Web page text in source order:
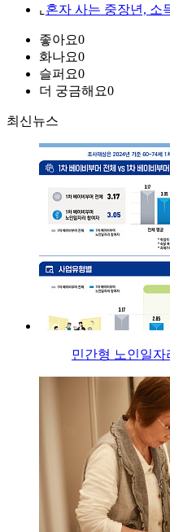
⌞ 혼자 사는 중장년, 소
좋아요0
화나요0
슬퍼요0
더 궁금해요0
최신뉴스
민간형 노인일자